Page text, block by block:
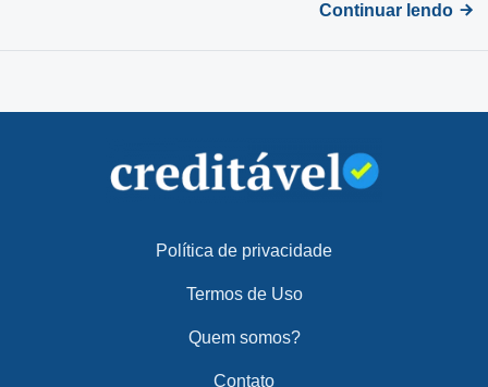
Continuar lendo
Política de privacidade
Termos de Uso
Quem somos?
Contato